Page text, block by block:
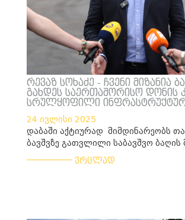
რევაზ სოხაძე - ჩვენი მიზანია
გახდეს საერთაშორისო დონის
სრულყოფილი
24 ივლისი 2025
დაბაში აქტიურად მიმდინარეობს
ბავშვზე გათვლილი საბავშვო ბაღის
ვრცლად